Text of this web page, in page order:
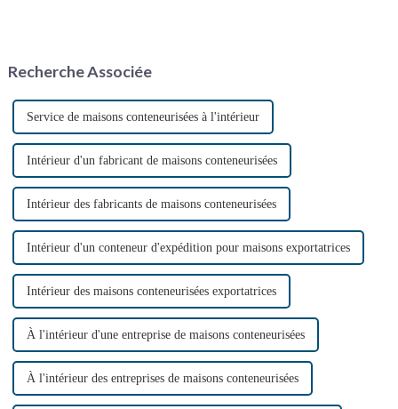
réutilisés, ces maisons offrent
Recherche Associée
Service de maisons conteneurisées à l'intérieur
Intérieur d'un fabricant de maisons conteneurisées
Intérieur des fabricants de maisons conteneurisées
Intérieur d'un conteneur d'expédition pour maisons exportatrices
Intérieur des maisons conteneurisées exportatrices
À l'intérieur d'une entreprise de maisons conteneurisées
À l'intérieur des entreprises de maisons conteneurisées